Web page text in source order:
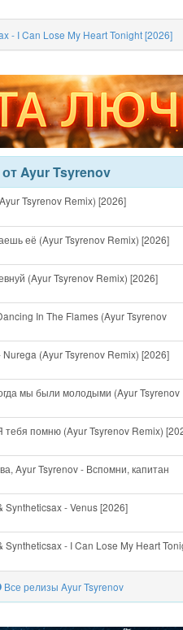
- I Can Lose My Heart Tonight [2026]
Ayur Tsyrenov
Tsyrenov Remix) [2026]
её (Ayur Tsyrenov Remix) [2026]
(Ayur Tsyrenov Remix) [2026]
In The Flames (Ayur Tsyrenov
(Ayur Tsyrenov Remix) [2026]
мы были молодыми (Ayur Tsyrenov
помню (Ayur Tsyrenov Remix)
Ayur Tsyrenov - Вспомни, капитан
Syntheticsax - Venus [2026]
Syntheticsax - I Can Lose My Heart
Все релизы Ayur Tsyrenov